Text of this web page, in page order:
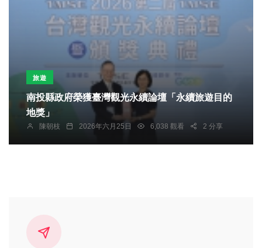
旅遊
南投縣政府榮獲臺灣觀光永續論壇「永續旅遊目的
地獎」
陳朝枝 2026年六月25日 6,038 觀看 2 分享